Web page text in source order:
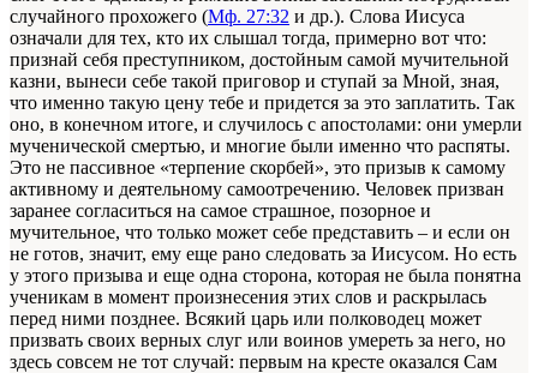
случайного прохожего (Мф. 27:32 и др.). Слова Иисуса
означали для тех, кто их слышал тогда, примерно вот что:
признай себя преступником, достойным самой мучительной
казни, вынеси себе такой приговор и ступай за Мной, зная,
что именно такую цену тебе и придется за это заплатить. Так
оно, в конечном итоге, и случилось с апостолами: они умерли
мученической смертью, и многие были именно что распяты.
Это не пассивное «терпение скорбей», это призыв к самому
активному и деятельному самоотречению. Человек призван
заранее согласиться на самое страшное, позорное и
мучительное, что только может себе представить – и если он
не готов, значит, ему еще рано следовать за Иисусом. Но есть
у этого призыва и еще одна сторона, которая не была понятна
ученикам в момент произнесения этих слов и раскрылась
перед ними позднее. Всякий царь или полководец может
призвать своих верных слуг или воинов умереть за него, но
здесь совсем не тот случай: первым на кресте оказался Сам